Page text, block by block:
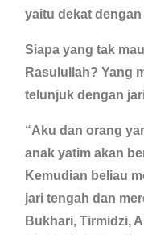
yaitu dekat
Siapa yang tak
Rasulullah? Yang
telunjuk dengan
“Aku dan orang
anak yatim akan
Kemudian beliau
jari tengah dan
Bukhari, Tirmidzi,